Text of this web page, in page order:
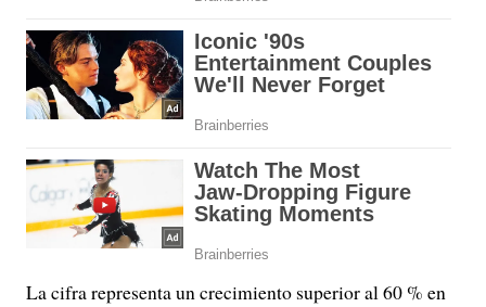
La cifra representa un crecimiento superior al 60 % en